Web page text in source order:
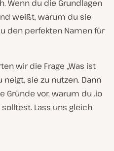
Wenn du die Grundlagen
weißt, warum du sie
den perfekten Namen für
wir die Frage „Was ist
neigt, sie zu nutzen. Dann
Gründe vor, warum du .io
Lass uns gleich